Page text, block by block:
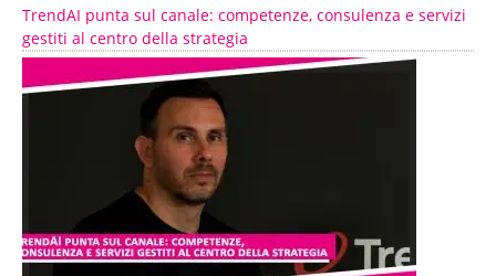
TrendAI punta sul canale: competenze, consulenza e servizi
gestiti al centro della strategia